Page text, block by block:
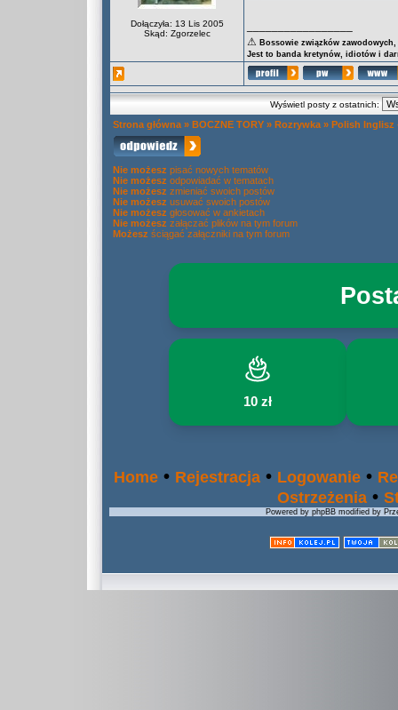
Dołączyła: 13 Lis 2005
Skąd: Zgorzelec
⚠ Bossowie związków
Jest to banda kretynów, idiotów i
Wyświetl posty z ostatnich:
Strona główna » BOCZNE TORY » Rozrywka » Polish Inglisz
Nie możesz pisać nowych tematów
Nie możesz odpowiadać w tematach
Nie możesz zmieniać swoich postów
Nie możesz usuwać swoich postów
Nie możesz głosować w ankietach
Nie możesz załączać plików na tym forum
Możesz ściągać załączniki na tym forum
10 zł
Home • Rejestracja • Logowanie •
Ostrzeżenia •
Powered by phpBB modified by